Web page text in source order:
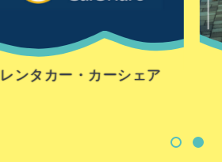
レンタカー・カーシェア